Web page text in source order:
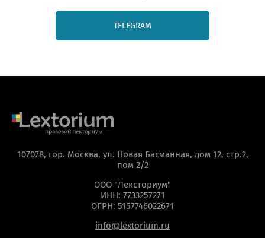
TELEGRAM
107078, гор. Москва, ул. Новая Басманная, дом 12, стр.2,
пом 2/2
ООО "Лексториум"
ИНН: 7733257271
ОГРН: 5157746022671
info@lextorium.ru